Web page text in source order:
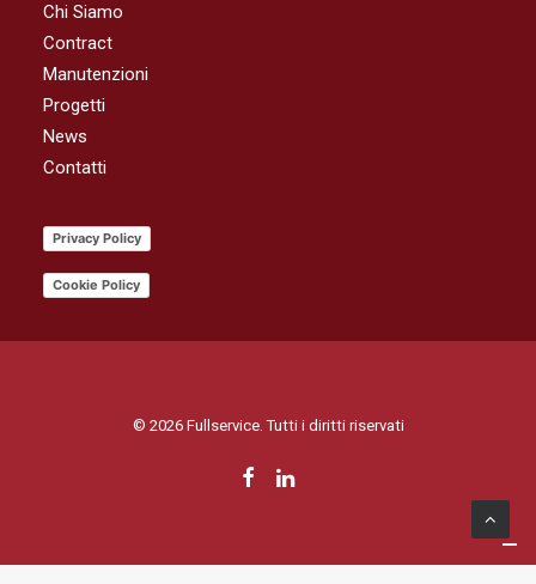
Chi Siamo
Contract
Manutenzioni
Progetti
News
Contatti
Privacy Policy
Cookie Policy
© 2026 Fullservice. Tutti i diritti riservati